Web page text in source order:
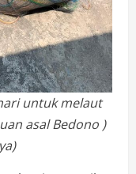
untuk melaut
asal Bedono )